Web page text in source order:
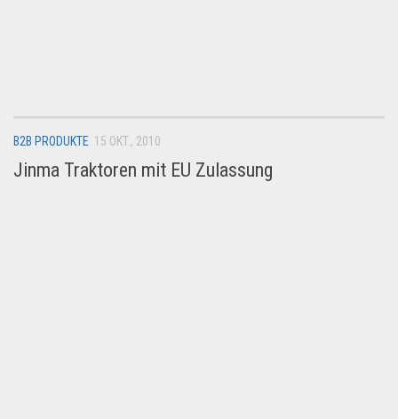
Lidl
B2B PRODUKTE 15 OKT., 2010
Jinma Traktoren mit EU Zulassung